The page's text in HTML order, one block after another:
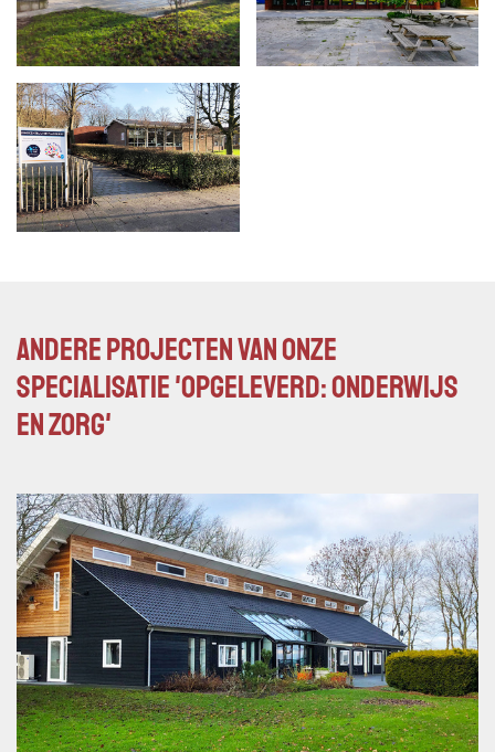
Andere projecten van onze
specialisatie 'Opgeleverd: Onderwijs
en zorg'